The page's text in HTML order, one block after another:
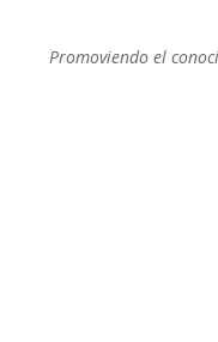
Promoviendo el